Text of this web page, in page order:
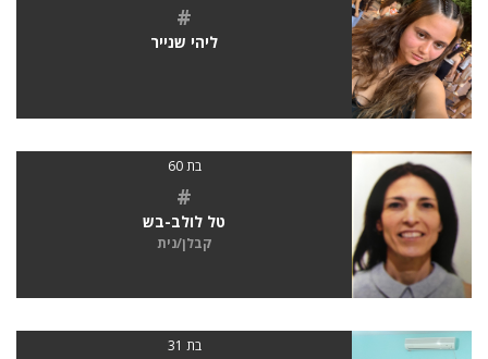
#
ליהי שנייר
בת 60
#
טל לולב-בש
קבלן/נית
בת 31